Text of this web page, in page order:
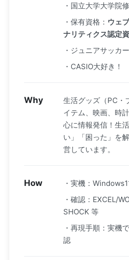
・国立大学大学院
・保有資格： ウェ
ナリティクス認定
・ジュニアサッカ
・CASIO大好き！
Why
生活グッズ（PC・
イテム、映画、時
心に情報発信！生
い」「困った」を
営しています。
How
・実機：
・確認：EXCEL/
SHOCK 等
・再現手順：実機
認